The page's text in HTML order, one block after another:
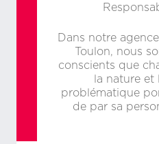
Dans notre
Toulon, nous
conscients que
la nature et
problématique
de par sa